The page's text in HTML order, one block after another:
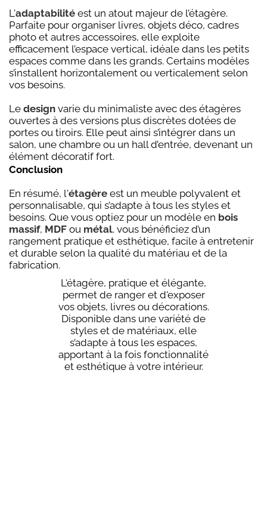
L'étagère, pratique et élégante,
permet de ranger et d'exposer
vos objets, livres ou décorations.
Disponible dans une variété de
styles et de matériaux, elle
s’adapte à tous les espaces,
apportant à la fois fonctionnalité
et esthétique à votre intérieur.
L'adaptabilité est un atout majeur de l’étagère.
Parfaite pour organiser livres, objets déco, cadres
photo et autres accessoires, elle exploite
efficacement l’espace vertical, idéale dans les petits
espaces comme dans les grands. Certains modèles
s’installent horizontalement ou verticalement selon
vos besoins.
Le design varie du minimaliste avec des étagères
ouvertes à des versions plus discrètes dotées de
portes ou tiroirs. Elle peut ainsi s’intégrer dans un
salon, une chambre ou un hall d’entrée, devenant un
élément décoratif fort.
Conclusion
En résumé, l'étagère est un meuble polyvalent et
personnalisable, qui s’adapte à tous les styles et
besoins. Que vous optiez pour un modèle en bois
massif, MDF ou métal, vous bénéficiez d’un
rangement pratique et esthétique, facile à entretenir
et durable selon la qualité du matériau et de la
fabrication.